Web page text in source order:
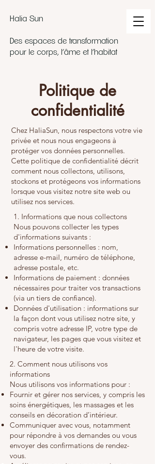
Halia Sun
Des espaces de transformation
pour le corps, l’âme et l’habitat
Politique de
confidentialité
Chez HaliaSun, nous respectons votre vie
privée et nous nous engageons à
protéger vos données personnelles.
Cette politique de confidentialité décrit
comment nous collectons, utilisons,
stockons et protégeons vos informations
lorsque vous visitez notre site web ou
utilisez nos services.
1. Informations que nous collectons
Nous pouvons collecter les types
d'informations suivants :
Informations personnelles : nom,
adresse e-mail, numéro de téléphone,
adresse postale, etc.
Informations de paiement : données
nécessaires pour traiter vos transactions
(via un tiers de confiance).
Données d'utilisation : informations sur
la façon dont vous utilisez notre site, y
compris votre adresse IP, votre type de
navigateur, les pages que vous visitez et
l'heure de votre visite.
2. Comment nous utilisons vos
informations
Nous utilisons vos informations pour :
Fournir et gérer nos services, y compris les
soins énergétiques, les massages et les
conseils en décoration d’intérieur.
Communiquer avec vous, notamment
pour répondre à vos demandes ou vous
envoyer des confirmations de rendez-
vous.